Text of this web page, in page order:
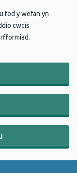
fod y wefan yn
cwcis